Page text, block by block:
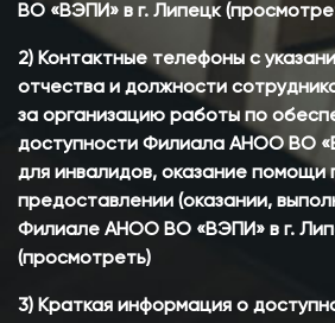
ВО «ВЭПИ» в г. Липецк
2) Контактные телефоны с
отчества и должности
за организацию работы по
доступности Филиала АНОО ВО
для инвалидов, оказание помощи
предоставлении (оказании,
Филиале АНОО ВО «ВЭПИ» в г.
(просмотреть)
3) Краткая информация о